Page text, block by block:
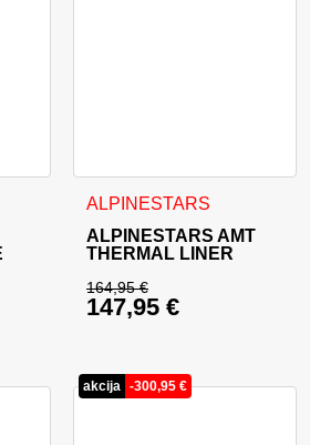
369,00 €.
Možnosti lahko izberete na
ALPINESTARS
ALPINESTARS AMT
THERMAL LINER
164,95€
Izvirna cena je bila:
147,95 €
Ta izdelek ima več različic.
akcija -300,95 €